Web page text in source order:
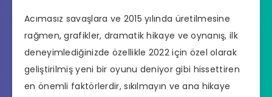
Acımasız savaşlara ve 2015 yılında üretilmesine
rağmen, grafikler, dramatik hikaye ve oynanış, ilk
deneyimlediğinizde özellikle 2022 için özel olarak
geliştirilmiş yeni bir oyunu deniyor gibi hissettiren
en önemli faktörlerdir, sıkılmayın ve ana hikaye